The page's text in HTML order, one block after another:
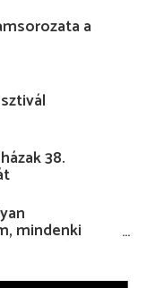
a
38.
mindenki